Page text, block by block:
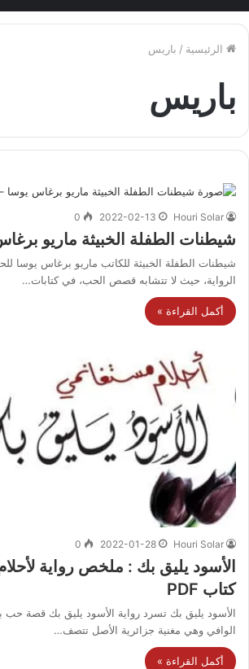
الرئيسية / باريس
باريس
Houri Solar
2022-02-13
0
شيطنات الطفلة الخبيثة ماريو
شيطنات الطفلة الخبيثة للكاتب ماريو برغاس يوسا
الرواية، حيث لا تتشابه قصص الحب، في كتابات…
أكمل القراءة »
Houri Solar
2022-01-28
0
الأسود يليق بك : ملخص رواية
كتاب PDF
الأسود يليق بك تسرد رواية الأسود يليق بك قصة حب
الوافي وهي مغنية جزائرية الأصل تتصف…
أكمل القراءة »